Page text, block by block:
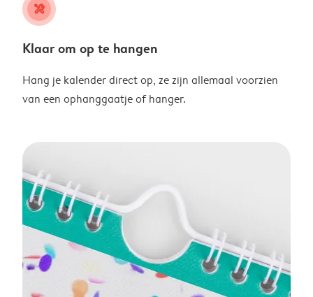
tools
Klaar om op te hangen
Hang je kalender direct op, ze zijn allemaal voorzien
van een ophanggaatje of hanger.